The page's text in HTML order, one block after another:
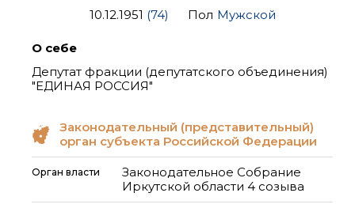
10.12.1951 (74) Пол Мужской
О себе
Депутат фракции (депутатского объединения)
"ЕДИНАЯ РОССИЯ"
Законодательный (представительный)
орган субъекта Российской Федерации
Орган власти
Законодательное Собрание
Иркутской области 4 созыва